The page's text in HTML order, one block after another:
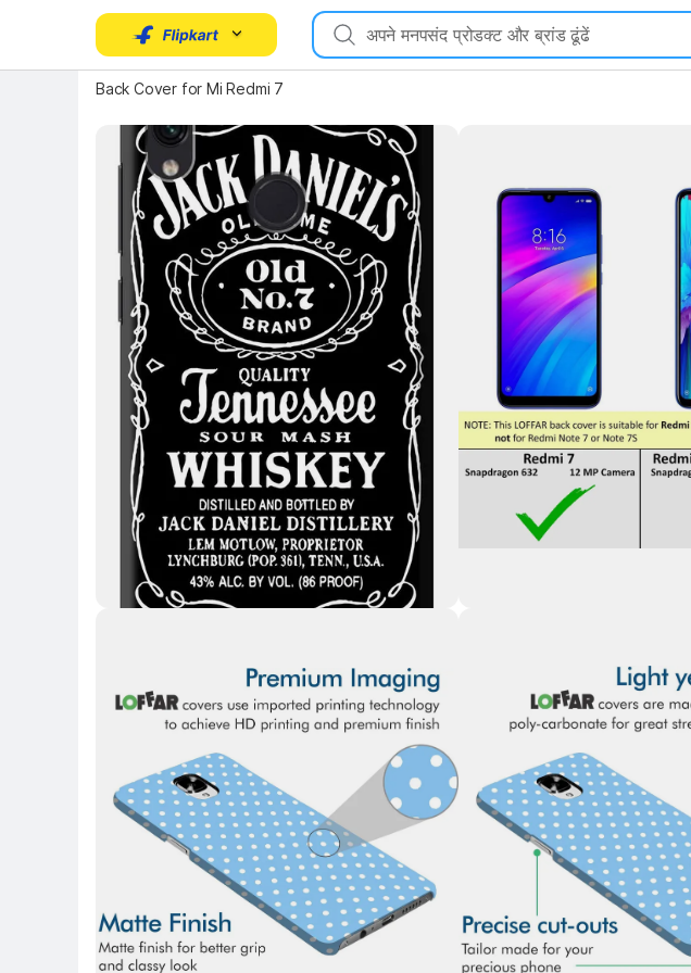
Back Cover for Mi Redmi 7
Key Highlights
Key Highlights